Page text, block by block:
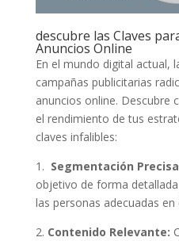
descubre las Claves
‍Anuncios Online
En el‌ mundo​ digital actual,
campañas publicitarias
anuncios online. Descubre
el rendimiento ⁣de tus
claves infalibles:
1. ‌ Segmentación⁣
‍objetivo ⁤de forma
las​ personas adecuadas
2. Contenido Relevante: